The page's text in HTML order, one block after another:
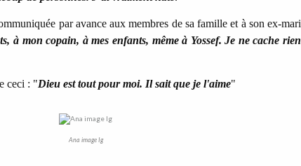
par avance aux membres de sa famille et à son ex-mari
à mon copain, à mes enfants, même à Yossef. Je ne cache rien
ceci : "Dieu est tout pour moi. Il sait que je l'aime"
Ana image Ig